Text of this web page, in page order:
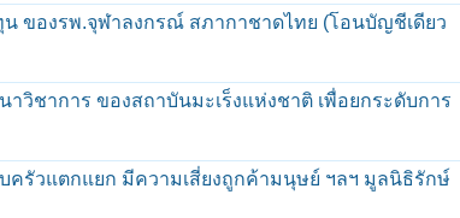
ของรพ.จุฬาลงกรณ์ สภากาชาดไทย (โอนบัญชีเดียว
วิชาการ ของสถาบันมะเร็งแห่งชาติ เพื่อยกระดับการ
ครัวแตกแยก มีความเสี่ยงถูกค้ามนุษย์ ฯลฯ มูลนิธิรักษ์